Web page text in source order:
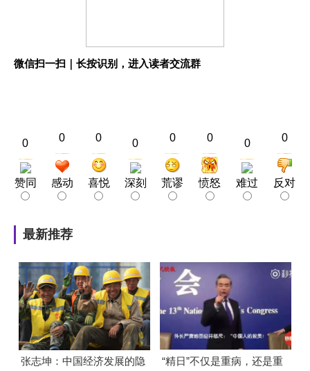
微信扫一扫｜长按识别，进入读者交流群
0
赞同
0
感动
0
喜悦
0
深刻
0
荒谬
0
愤怒
0
难过
0
反对
最新推荐
张志坤：中国经济发展的隐
“精日”不仅是重病，还是重